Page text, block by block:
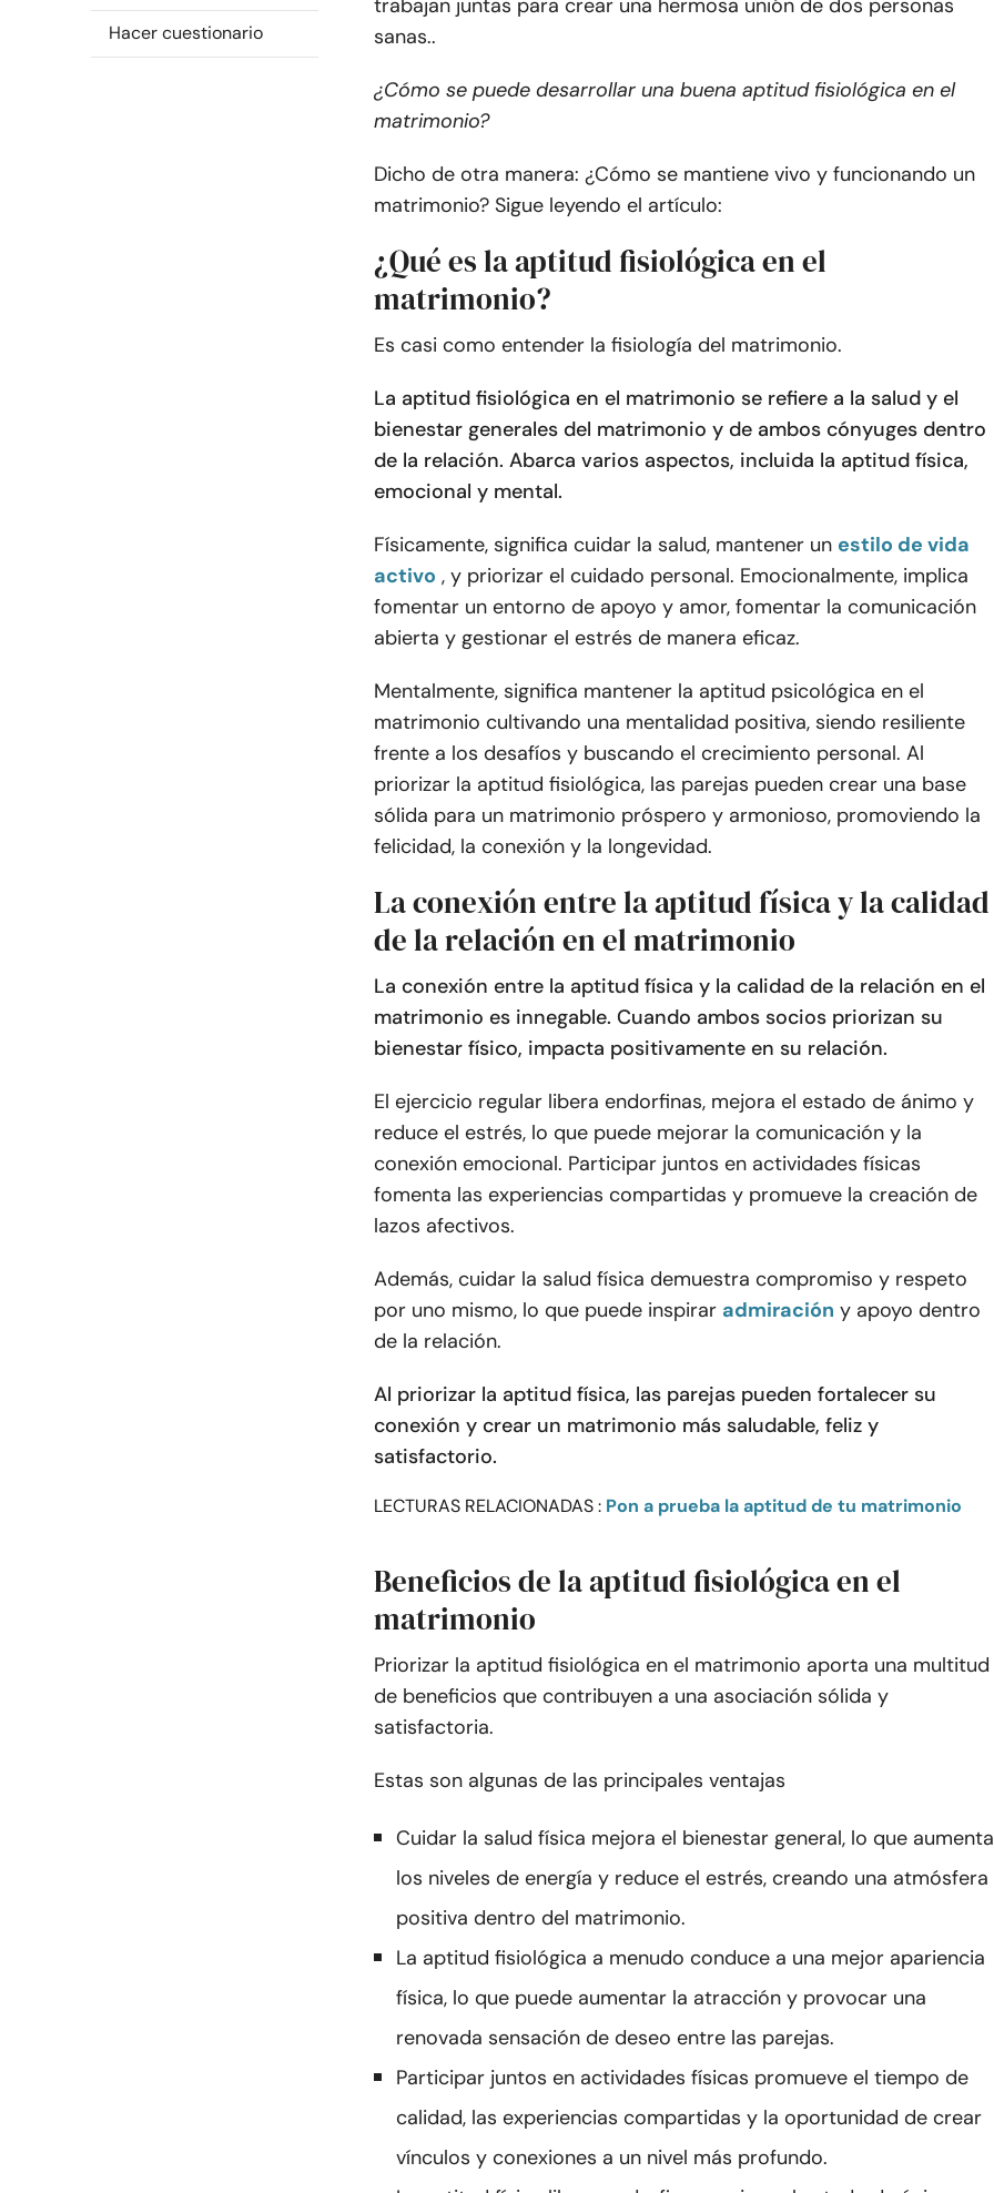
Hacer cuestionario
trabajan juntas para crear una hermosa unión de dos personas
sanas..
¿Cómo se puede desarrollar una buena aptitud fisiológica en el
matrimonio?
Dicho de otra manera: ¿Cómo se mantiene vivo y funcionando un
matrimonio? Sigue leyendo el artículo:
¿Qué es la aptitud fisiológica en el
matrimonio?
Es casi como entender la fisiología del matrimonio.
La aptitud fisiológica en el matrimonio se refiere a la salud y el
bienestar generales del matrimonio y de ambos cónyuges dentro
de la relación. Abarca varios aspectos, incluida la aptitud física,
emocional y mental.
Físicamente, significa cuidar la salud, mantener un estilo de vida
activo , y priorizar el cuidado personal. Emocionalmente, implica
fomentar un entorno de apoyo y amor, fomentar la comunicación
abierta y gestionar el estrés de manera eficaz.
Mentalmente, significa mantener la aptitud psicológica en el
matrimonio cultivando una mentalidad positiva, siendo resiliente
frente a los desafíos y buscando el crecimiento personal. Al
priorizar la aptitud fisiológica, las parejas pueden crear una base
sólida para un matrimonio próspero y armonioso, promoviendo la
felicidad, la conexión y la longevidad.
La conexión entre la aptitud física y la calidad
de la relación en el matrimonio
La conexión entre la aptitud física y la calidad de la relación en el
matrimonio es innegable. Cuando ambos socios priorizan su
bienestar físico, impacta positivamente en su relación.
El ejercicio regular libera endorfinas, mejora el estado de ánimo y
reduce el estrés, lo que puede mejorar la comunicación y la
conexión emocional. Participar juntos en actividades físicas
fomenta las experiencias compartidas y promueve la creación de
lazos afectivos.
Además, cuidar la salud física demuestra compromiso y respeto
por uno mismo, lo que puede inspirar admiración y apoyo dentro
de la relación.
Al priorizar la aptitud física, las parejas pueden fortalecer su
conexión y crear un matrimonio más saludable, feliz y
satisfactorio.
LECTURAS RELACIONADAS : Pon a prueba la aptitud de tu matrimonio
Beneficios de la aptitud fisiológica en el
matrimonio
Priorizar la aptitud fisiológica en el matrimonio aporta una multitud
de beneficios que contribuyen a una asociación sólida y
satisfactoria.
Estas son algunas de las principales ventajas
Cuidar la salud física mejora el bienestar general, lo que aumenta
los niveles de energía y reduce el estrés, creando una atmósfera
positiva dentro del matrimonio.
La aptitud fisiológica a menudo conduce a una mejor apariencia
física, lo que puede aumentar la atracción y provocar una
renovada sensación de deseo entre las parejas.
Participar juntos en actividades físicas promueve el tiempo de
calidad, las experiencias compartidas y la oportunidad de crear
vínculos y conexiones a un nivel más profundo.